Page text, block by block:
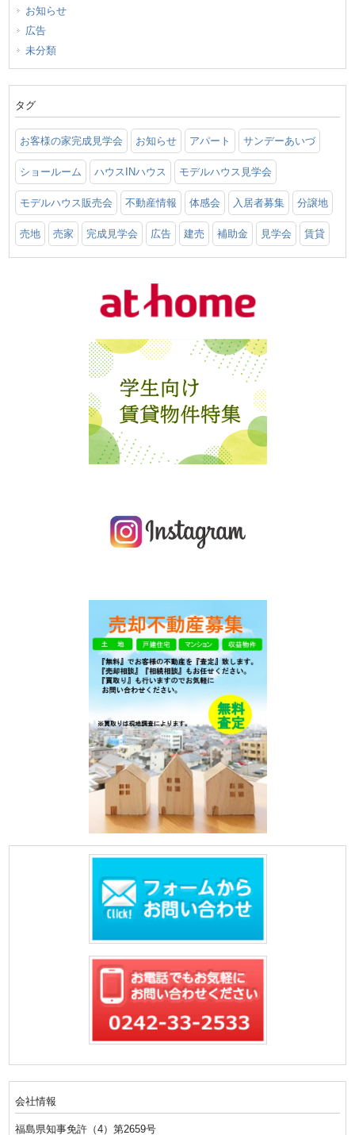
お知らせ
広告
未分類
タグ
お客様の家完成見学会 お知らせ アパート サンデーあいづ
ショールーム ハウスINハウス モデルハウス見学会
モデルハウス販売会 不動産情報 体感会 入居者募集 分譲地
売地 売家 完成見学会 広告 建売 補助金 見学会 賃貸
会社情報
福島県知事免許（4）第2659号